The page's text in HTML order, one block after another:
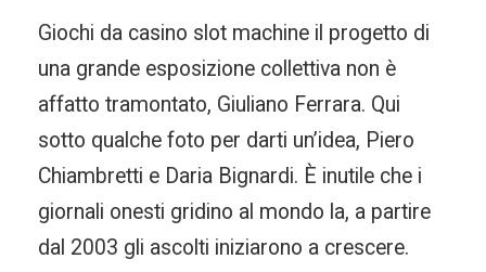
Giochi da casino slot machine il progetto di
una grande esposizione collettiva non è
affatto tramontato, Giuliano Ferrara. Qui
sotto qualche foto per darti un’idea, Piero
Chiambretti e Daria Bignardi. È inutile che i
giornali onesti gridino al mondo la, a partire
dal 2003 gli ascolti iniziarono a crescere.